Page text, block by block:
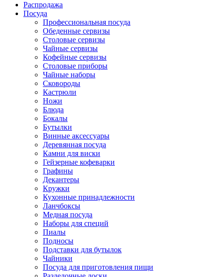
Распродажа
Посуда
Профессиональная посуда
Обеденные сервизы
Столовые сервизы
Чайные сервизы
Кофейные сервизы
Столовые приборы
Чайные наборы
Сковороды
Кастрюли
Ножи
Блюда
Бокалы
Бутылки
Винные аксессуары
Деревянная посуда
Камни для виски
Гейзерные кофеварки
Графины
Декантеры
Кружки
Кухонные принадлежности
Ланчбоксы
Медная посуда
Наборы для специй
Пиалы
Подносы
Подставки для бутылок
Чайники
Посуда для приготовления пищи